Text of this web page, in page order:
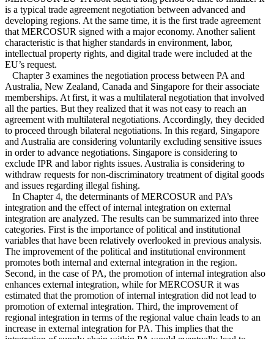
is a typical trade agreement negotiation between advanced and
developing regions. At the same time, it is the first trade agreement
that MERCOSUR signed with a major economy. Another salient
characteristic is that higher standards in environment, labor,
intellectual property rights, and digital trade were included at the
EU’s request.
Chapter 3 examines the negotiation process between PA and
Australia, New Zealand, Canada and Singapore for their associate
memberships. At first, it was a multilateral negotiation that involved
all the parties. But they realized that it was not easy to reach an
agreement with multilateral negotiations. Accordingly, they decided
to proceed through bilateral negotiations. In this regard, Singapore
and Australia are considering voluntarily excluding sensitive issues
in order to advance negotiations. Singapore is considering to
exclude IPR and labor rights issues. Australia is considering to
withdraw requests for non-discriminatory treatment of digital goods
and issues regarding illegal fishing.
In Chapter 4, the determinants of MERCOSUR and PA’s
integration and the effect of internal integration on external
integration are analyzed. The results can be summarized into three
categories. First is the importance of political and institutional
variables that have been relatively overlooked in previous analysis.
The improvement of the political and institutional environment
promotes both internal and external integration in the region.
Second, in the case of PA, the promotion of internal integration also
enhances external integration, while for MERCOSUR it was
estimated that the promotion of internal integration did not lead to
promotion of external integration. Third, the improvement of
regional integration in terms of the regional value chain leads to an
increase in external integration for PA. This implies that the